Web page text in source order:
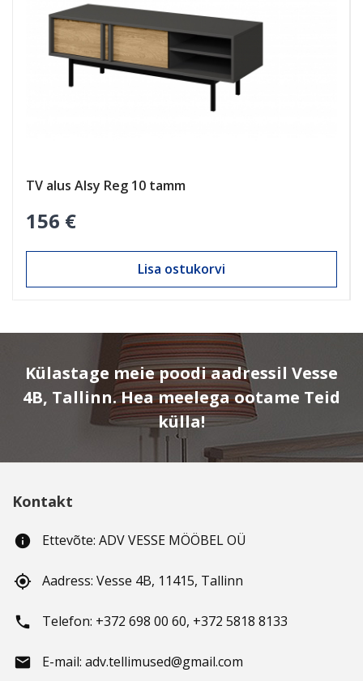
AINULT INTERNETIS
TV alus Alsy Reg 10 tamm
156 €
Lisa ostukorvi
Külastage meie poodi aadressil Vesse
4B, Tallinn. Hea meelega ootame Teid
külla!
Kontakt
info Ettevõte: ADV VESSE MÖÖBEL OÜ
gps_fixed Aadress: Vesse 4B, 11415, Tallinn
phone Telefon: +372 698 00 60, +372 5818 8133
email E-mail: adv.tellimused@gmail.com